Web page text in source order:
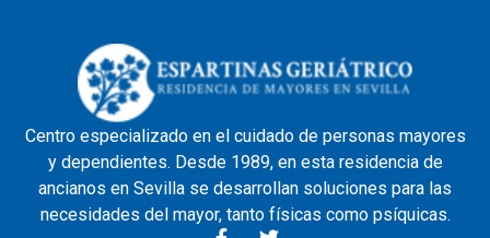
Centro especializado en el cuidado de personas mayores
y dependientes. Desde 1989, en esta residencia de
ancianos en Sevilla se desarrollan soluciones para las
necesidades del mayor, tanto físicas como psíquicas.